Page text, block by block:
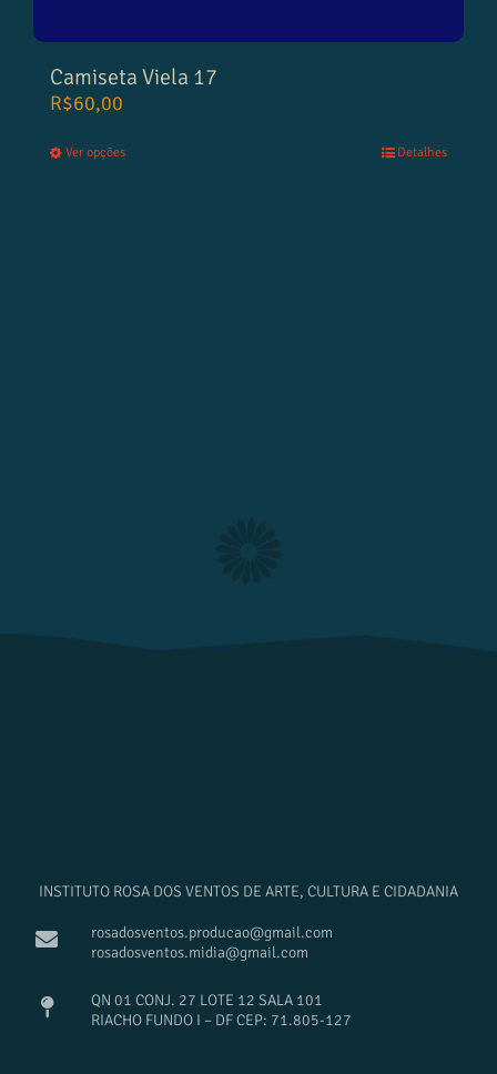
Camiseta Viela 17
R$60,00
Ver opções Detalhes
INSTITUTO ROSA DOS VENTOS DE ARTE, CULTURA E CIDADANIA
rosadosventos.producao@gmail.com
rosadosventos.midia@gmail.com
QN 01 CONJ. 27 LOTE 12 SALA 101
RIACHO FUNDO I – DF CEP: 71.805-127